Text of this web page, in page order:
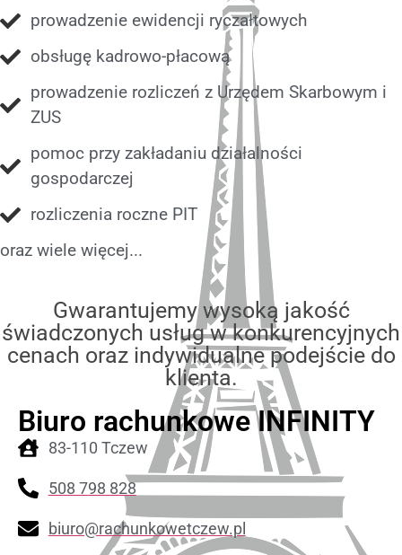
prowadzenie ewidencji ryczałtowych
obsługę kadrowo-płacową
prowadzenie rozliczeń z Urzędem Skarbowym i
ZUS
pomoc przy zakładaniu działalności
gospodarczej
rozliczenia roczne PIT
oraz wiele więcej...
Gwarantujemy wysoką jakość
świadczonych usług w konkurencyjnych
cenach oraz indywidualne podejście do
klienta.
Biuro rachunkowe INFINITY
83-110 Tczew
508 798 828
biuro@rachunkowetczew.pl